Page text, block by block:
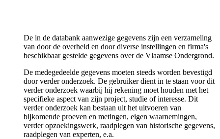
De in de databank aanwezige gegevens zijn een verzameling
van door de overheid en door diverse instellingen en firma's
beschikbaar gestelde gegevens over de Vlaamse Ondergrond.
De medegedeelde gegevens moeten steeds worden bevestigd
door verder onderzoek. De gebruiker dient in te staan voor dit
verder onderzoek waarbij hij rekening moet houden met het
specifieke aspect van zijn project, studie of interesse. Dit
verder onderzoek kan bestaan uit het uitvoeren van
bijkomende proeven en metingen, eigen waarnemingen,
verder opzoekingswerk, raadplegen van historische gegevens,
raadplegen van experten, e.a.